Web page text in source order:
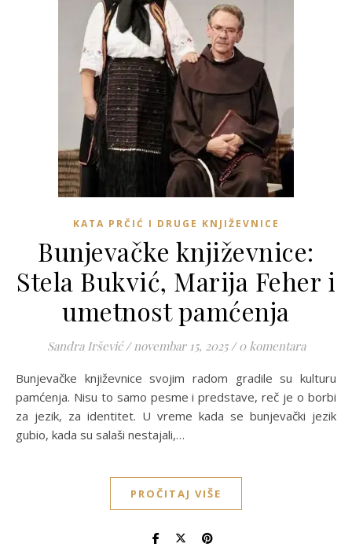
KATA PRČIĆ I DRUGE KNJIŽEVNICE
Bunjevačke književnice:
Stela Bukvić, Marija Feher i
umetnost pamćenja
Sandra Iršević / novembar 15, 2025 / 0 komentara
Bunjevačke književnice svojim radom gradile su kulturu
pamćenja. Nisu to samo pesme i predstave, reč je o borbi
za jezik, za identitet. U vreme kada se bunjevački jezik
gubio, kada su salaši nestajali,…
PROČITAJ VIŠE